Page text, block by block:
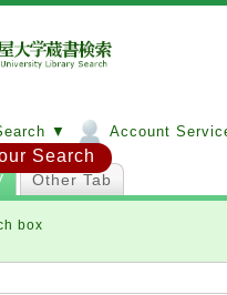
▼ Account
Other Tab
box
Search